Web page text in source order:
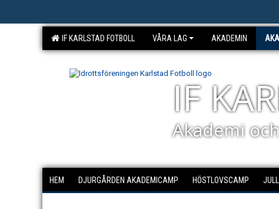
IF KARLSTAD FOTBOLL VÅRA LAG AKADEMIN
IF
Akademi
HEM DJURGÅRDEN AKADEMICAMP HÖSTLOVSCAMP